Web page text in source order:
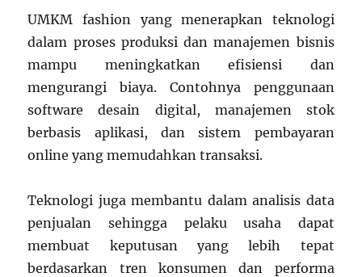
UMKM fashion yang menerapkan teknologi
dalam proses produksi dan manajemen bisnis
mampu meningkatkan efisiensi dan
mengurangi biaya. Contohnya penggunaan
software desain digital, manajemen stok
berbasis aplikasi, dan sistem pembayaran
online yang memudahkan transaksi.
Teknologi juga membantu dalam analisis data
penjualan sehingga pelaku usaha dapat
membuat keputusan yang lebih tepat
berdasarkan tren konsumen dan performa